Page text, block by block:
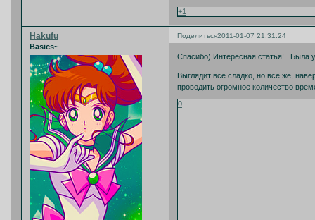
+1
Поделиться2011-01-07 21:31:24
Hakufu
Basics~
Спасибо) Интересная статья! Была
Выглядит всё сладко, но всё же,
проводить огромное количество
0